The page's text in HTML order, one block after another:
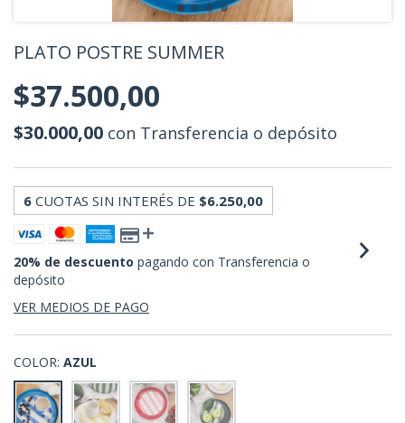
PLATO POSTRE SUMMER
$37.500,00
$30.000,00 con Transferencia o depósito
6 CUOTAS SIN INTERÉS DE $6.250,00
20% de descuento pagando con Transferencia o
depósito
VER MEDIOS DE PAGO
COLOR: AZUL